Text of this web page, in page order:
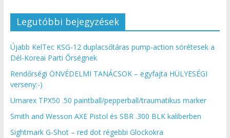
Legutóbbi bejegyzések
Újabb KelTec KSG-12 duplacsőtáras pump-action sörétesek a
Dél-Koreai Parti Őrségnek
Rendőrségi ÖNVÉDELMI TANÁCSOK – egyfajta HÜLYESÉGI
verseny:-)
Umarex TPX50 .50 paintball/pepperball/traumatikus marker
Smith and Wesson AXE Pistol és SBR .300 BLK kaliberben
Sightmark G-Shot – red dot régebbi Glockokra